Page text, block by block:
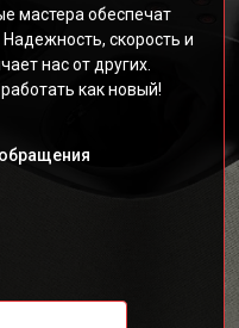
мастера обеспечат
скорость и
нас от других.
как новый!